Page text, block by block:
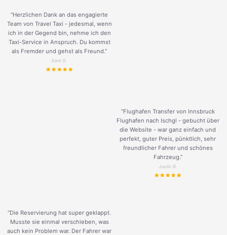
“Herzlichen Dank an das engagierte
Team von Travel Taxi - jedesmal, wenn
ich in der Gegend bin, nehme ich den
Taxi-Service in Anspruch. Du kommst
als Fremder und gehst als Freund.”
Keni G.
“Flughafen Transfer von Innsbruck
Flughafen nach Ischgl - gebucht über
die Website - war ganz einfach und
perfekt, guter Preis, pünktlich, sehr
freundlicher Fahrer und schönes
Fahrzeug.”
Justin B.
“Die Reservierung hat super geklappt.
Musste sie einmal verschieben, was
auch kein Problem war. Der Fahrer war